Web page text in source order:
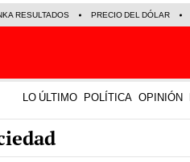
RESULTADOS PRECIO DEL DÓLAR
LO ÚLTIMO POLÍTICA OPINIÓN